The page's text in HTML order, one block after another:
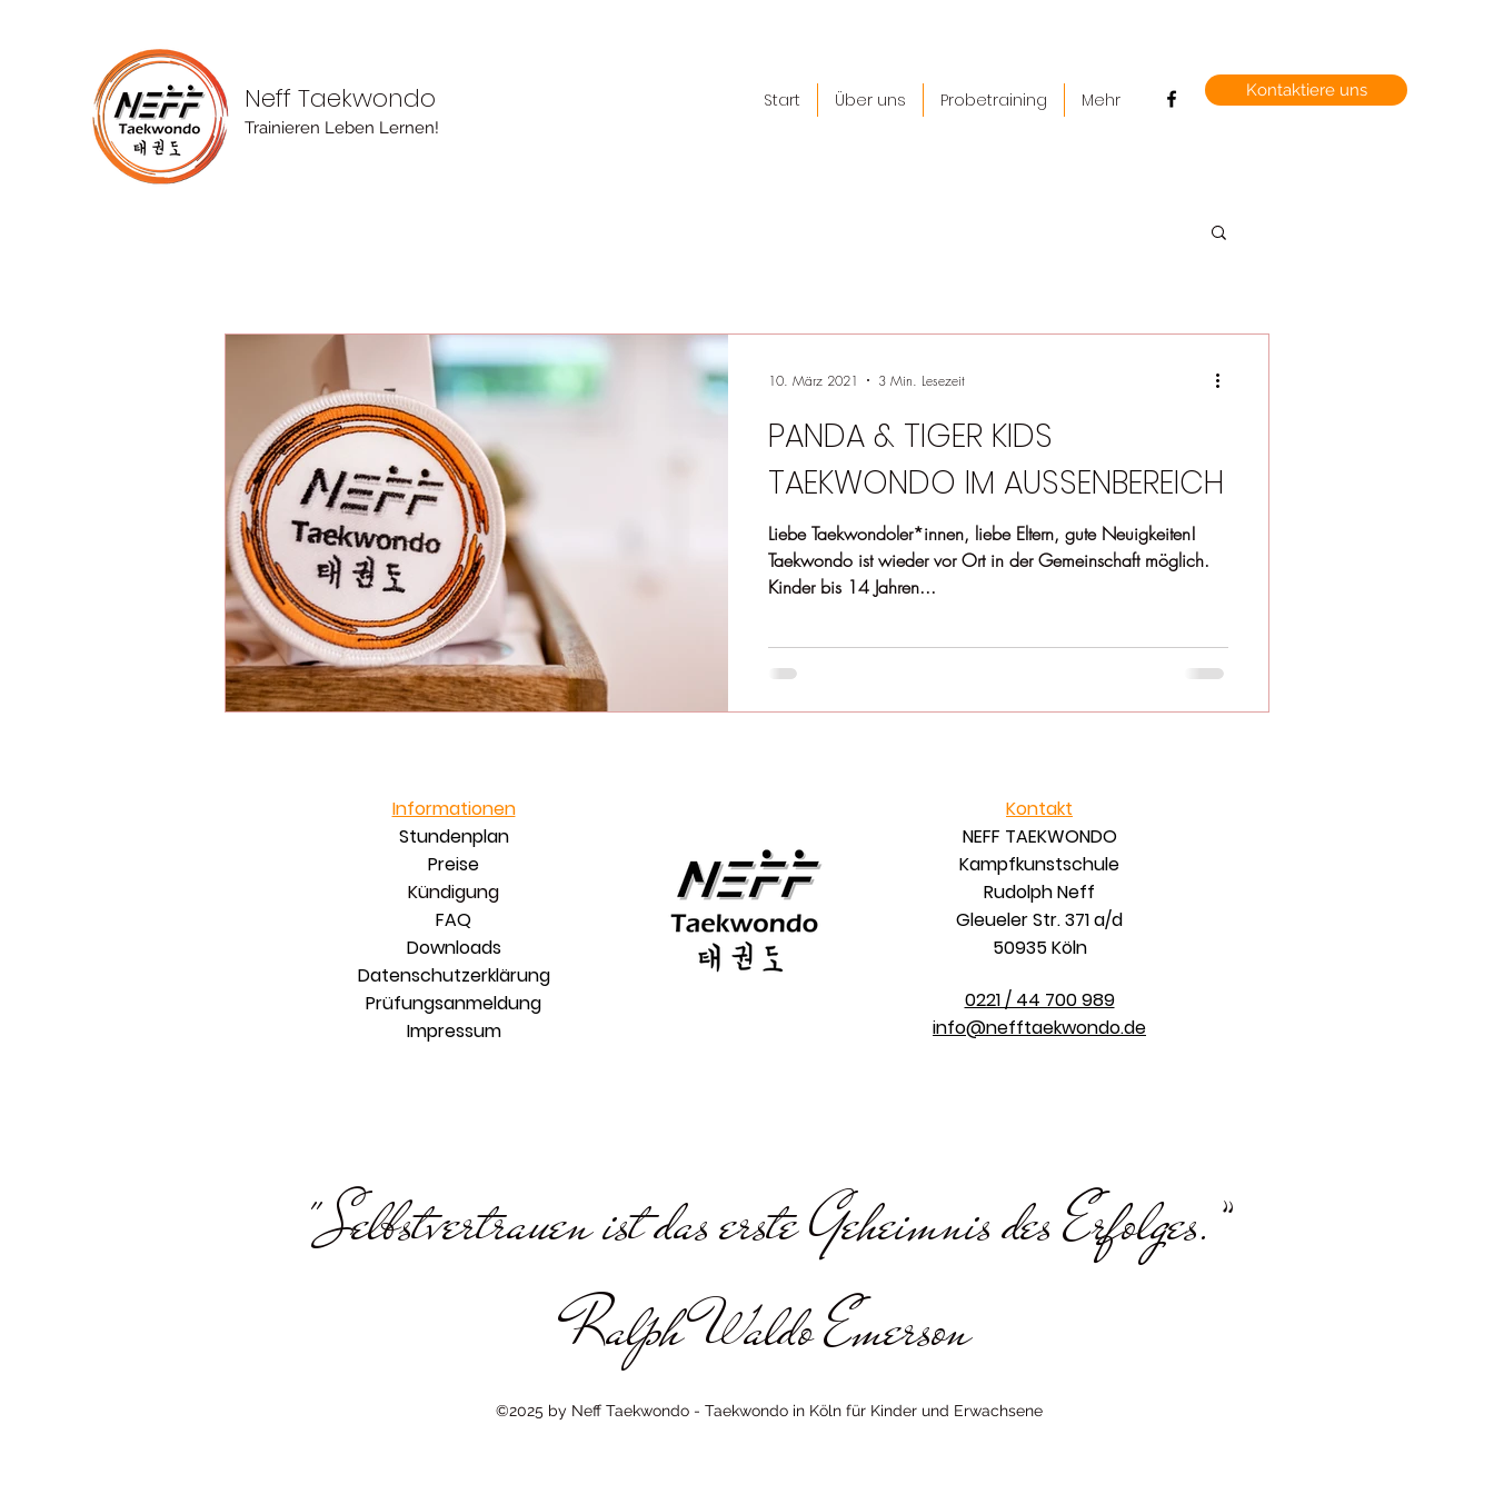
Neff Taekwondo
Trainieren Leben Lernen!
Start Über uns Probetraining Mehr Kontaktiere uns
PANDA & TIGER KIDS
TAEKWONDO IM AUSSENBEREICH
Liebe Taekwondoler*innen, liebe Eltern, gute Neuigkeiten!
Taekwondo ist wieder vor Ort in der Gemeinschaft möglich.
Kinder bis 14 Jahren...
10. März 2021 3 Min. Lesezeit
Informationen
Stundenplan
Preise
Kündigung
FAQ
Downloads
Datenschutzerklärung
Prüfungsanmeldung
Impressum
Kontakt
NEFF TAEKWONDO
Kampfkunstschule
Rudolph Neff
Gleueler Str. 371 a/d
50935 Köln
0221 / 44 700 989
info@nefftaekwondo.de
"Selbstvertrauen ist das erste Geheimnis des Erfolges.”
Ralph Waldo Emerson
©2025 by Neff Taekwondo - Taekwondo in Köln für Kinder und Erwachsene